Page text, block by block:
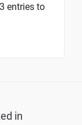
entries to
in